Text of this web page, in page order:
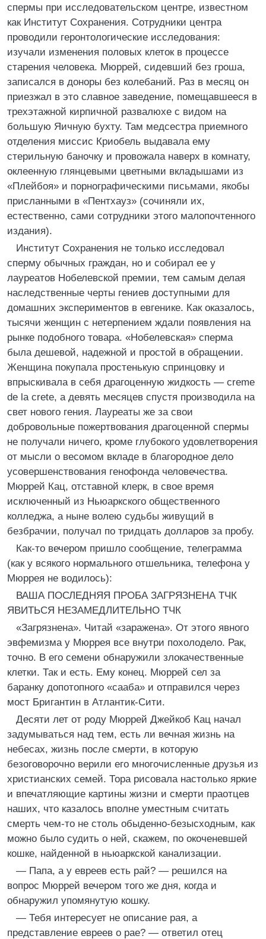
спермы при исследовательском центре, известном
как Институт Сохранения. Сотрудники центра
проводили геронтологические исследования:
изучали изменения половых клеток в процессе
старения человека. Мюррей, сидевший без гроша,
записался в доноры без колебаний. Раз в месяц он
приезжал в это славное заведение, помещавшееся в
трехэтажной кирпичной развалюхе с видом на
большую Яичную бухту. Там медсестра приемного
отделения миссис Криобель выдавала ему
стерильную баночку и провожала наверх в комнату,
оклеенную глянцевыми цветными вкладышами из
«Плейбоя» и порнографическими письмами, якобы
присланными в «Пентхауз» (сочиняли их,
естественно, сами сотрудники этого малопочтенного
издания).
Институт Сохранения не только исследовал
сперму обычных граждан, но и собирал ее у
лауреатов Нобелевской премии, тем самым делая
наследственные черты гениев доступными для
домашних экспериментов в евгенике. Как оказалось,
тысячи женщин с нетерпением ждали появления на
рынке подобного товара. «Нобелевская» сперма
была дешевой, надежной и простой в обращении.
Женщина покупала простенькую спринцовку и
впрыскивала в себя драгоценную жидкость — creme
de la сrеtе, а девять месяцев спустя производила на
свет нового гения. Лауреаты же за свои
добровольные пожертвования драгоценной спермы
не получали ничего, кроме глубокого удовлетворения
от мысли о весомом вкладе в благородное дело
усовершенствования генофонда человечества.
Мюррей Кац, отставной клерк, в свое время
исключенный из Ньюаркского общественного
колледжа, а ныне волею судьбы живущий в
безбрачии, получал по тридцать долларов за пробу.
Как-то вечером пришло сообщение, телеграмма
(как у всякого нормального отшельника, телефона у
Мюррея не водилось):
ВАША ПОСЛЕДНЯЯ ПРОБА ЗАГРЯЗНЕНА ТЧК
ЯВИТЬСЯ НЕЗАМЕДЛИТЕЛЬНО ТЧК
«Загрязнена». Читай «заражена». От этого явного
эвфемизма у Мюррея все внутри похолодело. Рак,
точно. В его семени обнаружили злокачественные
клетки. Так и есть. Ему конец. Мюррей сел за
баранку допотопного «сааба» и отправился через
мост Бригантин в Атлантик-Сити.
Десяти лет от роду Мюррей Джейкоб Кац начал
задумываться над тем, есть ли вечная жизнь на
небесах, жизнь после смерти, в которую
безоговорочно верили его многочисленные друзья из
христианских семей. Тора рисовала настолько яркие
и впечатляющие картины жизни и смерти праотцев
наших, что казалось вполне уместным считать
смерть чем-то не столь обыденно-безысходным, как
можно было судить о ней, скажем, по окоченевшей
кошке, найденной в ньюаркской канализации.
— Папа, а у евреев есть рай? — решился на
вопрос Мюррей вечером того же дня, когда и
обнаружил упомянутую кошку.
— Тебя интересует не описание рая, а
представление евреев о рае? — ответил отец